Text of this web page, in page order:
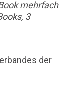
mehrfach
3
der